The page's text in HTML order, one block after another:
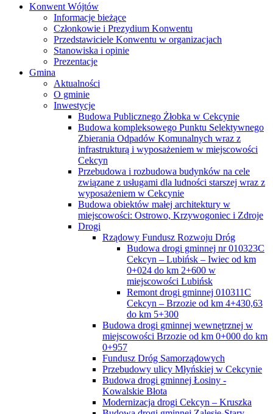
Konwent Wójtów
Informacje bieżące
Członkowie i Prezydium Konwentu
Przedstawiciele Konwentu w organizacjach
Stanowiska i opinie
Prezentacje
Gmina
Aktualności
O gminie
Inwestycje
Budowa Publicznego Żłobka w Cekcynie
Budowa kompleksowego Punktu Selektywnego
Zbierania Odpadów Komunalnych wraz z
infrastrukturą i wyposażeniem w miejscowości
Cekcyn
Przebudowa i rozbudowa budynków na cele
związane z usługami dla ludności starszej wraz z
wyposażeniem w Cekcynie
Budowa obiektów małej architektury w
miejscowości: Ostrowo, Krzywogoniec i Zdroje
Drogi
Rządowy Fundusz Rozwoju Dróg
Budowa drogi gminnej nr 010323C
Cekcyn – Lubińsk – Iwiec od km
0+024 do km 2+600 w
miejscowości Lubińsk
Remont drogi gminnej 010311C
Cekcyn – Brzozie od km 4+430,63
do km 5+300
Budowa drogi gminnej wewnętrznej w
miejscowości Brzozie od km 0+000 do km
0+957
Fundusz Dróg Samorządowych
Przebudowy ulicy Młyńskiej w Cekcynie
Budowa drogi gminnej Łosiny -
Kowalskie Błota
Modernizacja drogi Cekcyn – Kruszka